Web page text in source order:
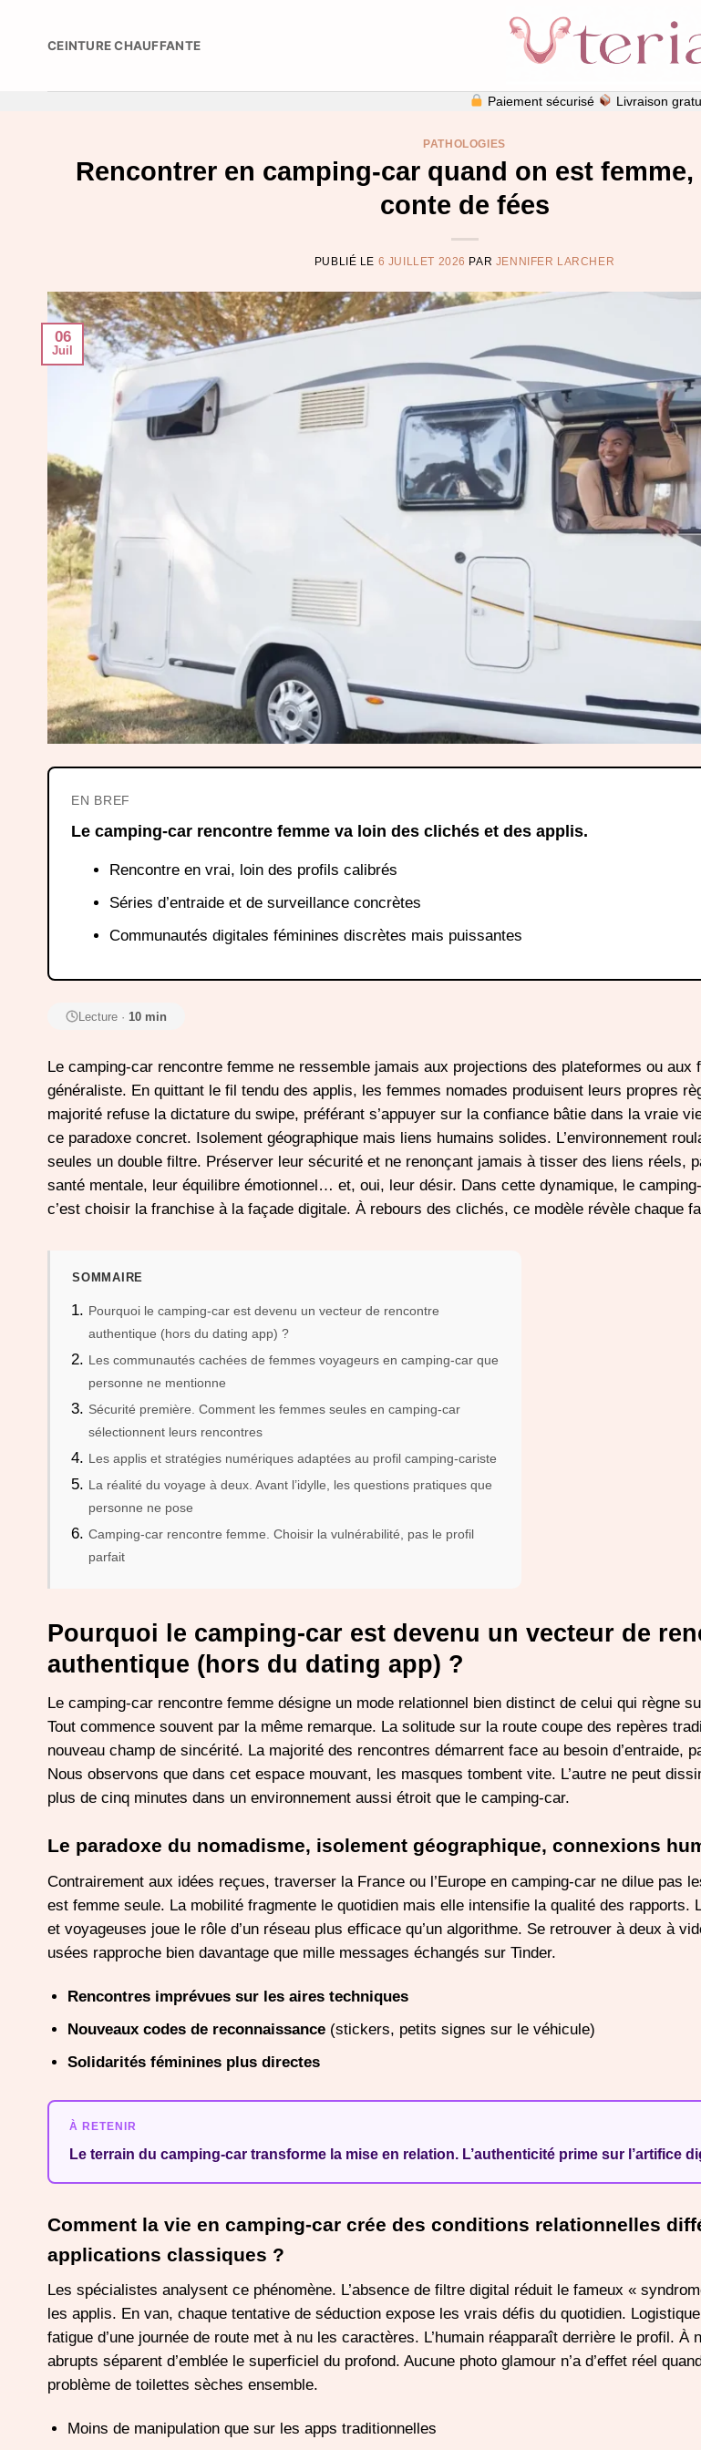
CEINTURE CHAUFFANTE
Paiement sécurisé Livraison
PATHOLOGIES
Rencontrer en camping-car quand on est
conte de fées
PUBLIÉ LE 6 JUILLET 2026 PAR JENNIFER LARCHER
06
Juil
EN BREF
Le camping-car rencontre femme va loin des clichés et des applis.
Rencontre en vrai, loin des profils calibrés
Séries d’entraide et de surveillance concrètes
Communautés digitales féminines discrètes mais puissantes
Lecture · 10 min
Le camping-car rencontre femme ne ressemble jamais aux projections des plateformes ou aux
généraliste. En quittant le fil tendu des applis, les femmes nomades produisent leurs propres
majorité refuse la dictature du swipe, préférant s’appuyer sur la confiance bâtie dans la vraie
ce paradoxe concret. Isolement géographique mais liens humains solides. L’environnement
seules un double filtre. Préserver leur sécurité et ne renonçant jamais à tisser des liens réels,
santé mentale, leur équilibre émotionnel… et, oui, leur désir. Dans cette dynamique, le
c’est choisir la franchise à la façade digitale. À rebours des clichés, ce modèle révèle chaque
SOMMAIRE
Pourquoi le camping-car est devenu un vecteur de rencontre
authentique (hors du dating app) ?
Les communautés cachées de femmes voyageurs en camping-car que
personne ne mentionne
Sécurité première. Comment les femmes seules en camping-car
sélectionnent leurs rencontres
Les applis et stratégies numériques adaptées au profil camping-cariste
La réalité du voyage à deux. Avant l’idylle, les questions pratiques que
personne ne pose
Camping-car rencontre femme. Choisir la vulnérabilité, pas le profil
parfait
Pourquoi le camping-car est devenu un vecteur de
authentique (hors du dating app) ?
Le camping-car rencontre femme désigne un mode relationnel bien distinct de celui qui règne
Tout commence souvent par la même remarque. La solitude sur la route coupe des repères
nouveau champ de sincérité. La majorité des rencontres démarrent face au besoin d’entraide,
Nous observons que dans cet espace mouvant, les masques tombent vite. L’autre ne peut
plus de cinq minutes dans un environnement aussi étroit que le camping-car.
Le paradoxe du nomadisme, isolement géographique, connexions
Contrairement aux idées reçues, traverser la France ou l’Europe en camping-car ne dilue pas
est femme seule. La mobilité fragmente le quotidien mais elle intensifie la qualité des rapports.
et voyageuses joue le rôle d’un réseau plus efficace qu’un algorithme. Se retrouver à deux à
usées rapproche bien davantage que mille messages échangés sur Tinder.
Rencontres imprévues sur les aires techniques
Nouveaux codes de reconnaissance(stickers, petits signes sur le véhicule)
Solidarités féminines plus directes
À RETENIR
Le terrain du camping-car transforme la mise en relation. L’authenticité prime sur l’artifice
Comment la vie en camping-car crée des conditions relationnelles
applications classiques ?
Les spécialistes analysent ce phénomène. L’absence de filtre digital réduit le fameux «
les applis. En van, chaque tentative de séduction expose les vrais défis du quotidien.
fatigue d’une journée de route met à nu les caractères. L’humain réapparaît derrière le profil. À
abrupts séparent d’emblée le superficiel du profond. Aucune photo glamour n’a d’effet réel
problème de toilettes sèches ensemble.
Moins de manipulation que sur les apps traditionnelles